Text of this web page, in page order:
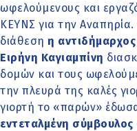
ωφελούμενους και
ΚΕΥΝΣ για την Αναπηρία.
διάθεση η αντιδήμαρχος
Ειρήνη Καγιαμπίνη
δομών και τους
την πλευρά της καλές
γιορτή το «παρών»
εντεταλμένη